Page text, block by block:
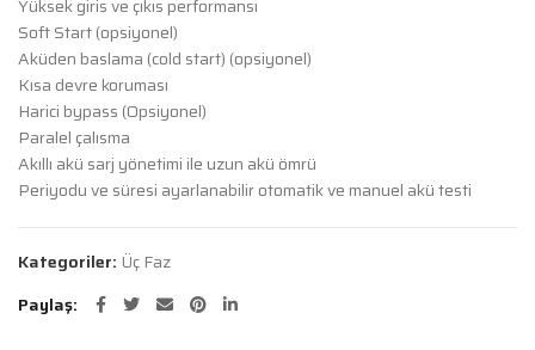
Yüksek giris ve çıkıs performansı
Soft Start (opsiyonel)
Aküden baslama (cold start) (opsiyonel)
Kısa devre koruması
Harici bypass (Opsiyonel)
Paralel çalısma
Akıllı akü sarj yönetimi ile uzun akü ömrü
Periyodu ve süresi ayarlanabilir otomatik ve manuel akü testi
Kategoriler: Üç Faz
Paylaş